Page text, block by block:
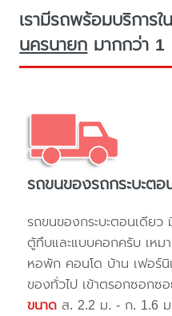
เรามีรถพร้อมบริการ
นครนายก มากกว่า 1
รถขนของรถกระบะตอ
รถขนของกระบะตอนเดียว
ตู้ทึบและแบบคอกครับ เหม
หอพัก คอนโด บ้าน เฟอร์นิ
ของทั่วไป เข้าตรอกซอกซ
ขนาด ส. 2.2 ม. - ก. 1.6